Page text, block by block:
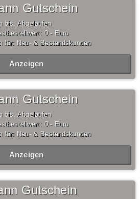
Gutschein
bis: Abgelaufen
0,- Euro
für: Neu- & Bestandskunden
Anzeigen
Gutschein
bis: Abgelaufen
0,- Euro
für: Neu- & Bestandskunden
Anzeigen
Gutschein